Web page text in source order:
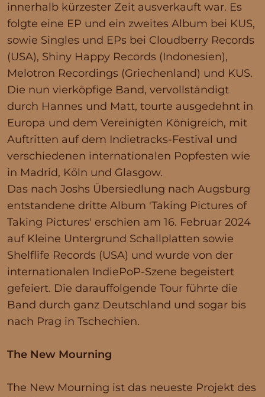
innerhalb kürzester Zeit ausverkauft war. Es
folgte eine EP und ein zweites Album bei KUS,
sowie Singles und EPs bei Cloudberry Records
(USA), Shiny Happy Records (Indonesien),
Melotron Recordings (Griechenland) und KUS.
Die nun vierköpfige Band, vervollständigt
durch Hannes und Matt, tourte ausgedehnt in
Europa und dem Vereinigten Königreich, mit
Auftritten auf dem Indietracks-Festival und
verschiedenen internationalen Popfesten wie
in Madrid, Köln und Glasgow.
Das nach Joshs Übersiedlung nach Augsburg
entstandene dritte Album 'Taking Pictures of
Taking Pictures' erschien am 16. Februar 2024
auf Kleine Untergrund Schallplatten sowie
Shelflife Records (USA) und wurde von der
internationalen IndiePoP-Szene begeistert
gefeiert. Die darauffolgende Tour führte die
Band durch ganz Deutschland und sogar bis
nach Prag in Tschechien.
The New Mourning
The New Mourning ist das neueste Projekt des